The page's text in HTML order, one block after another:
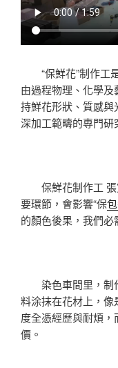
“保鮮花”制作工
由過程物理、化學
持鮮花形狀、質感
深加工範疇的專門研
保鮮花制作工
要環節，會影響“保
的顏色後果，我們必
染色車間里，制
料涂抹在花材上，像
度全憑經歷與耐煩，
價。